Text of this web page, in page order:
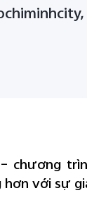
chương
với sự